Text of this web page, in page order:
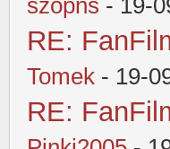
szopns - 19-
RE:
Tomek - 19-
RE: